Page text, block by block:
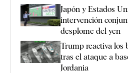
Japón y Estados
intervención
desplome del yen
Trump reactiva los
tras el ataque a
Jordania